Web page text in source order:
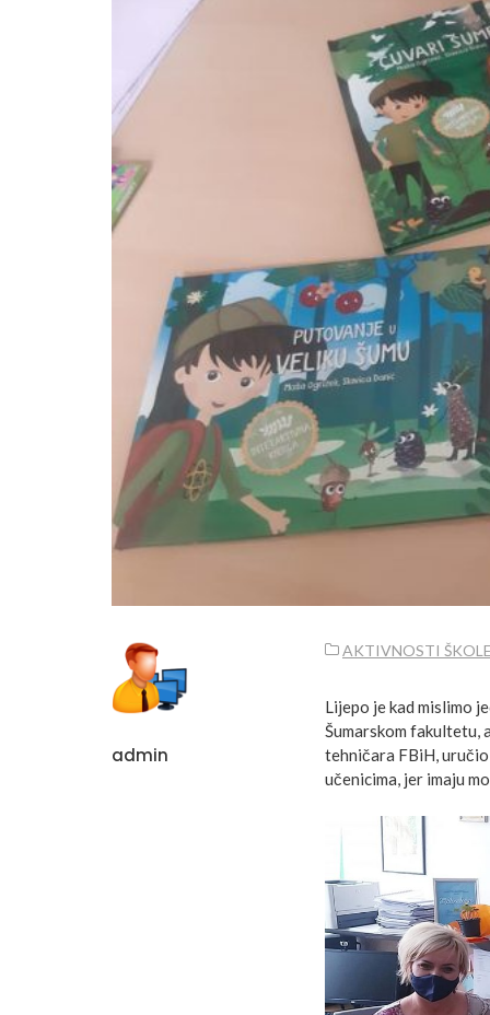
admin
AKTIVNOSTI
Lijepo je kad mislimo
Šumarskom fakultetu,
tehničara FBiH,
učenicima, jer imaju